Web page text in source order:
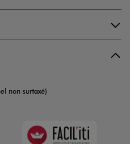
non surtaxé)
Faciliti